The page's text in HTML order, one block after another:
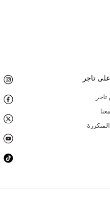
تاجر